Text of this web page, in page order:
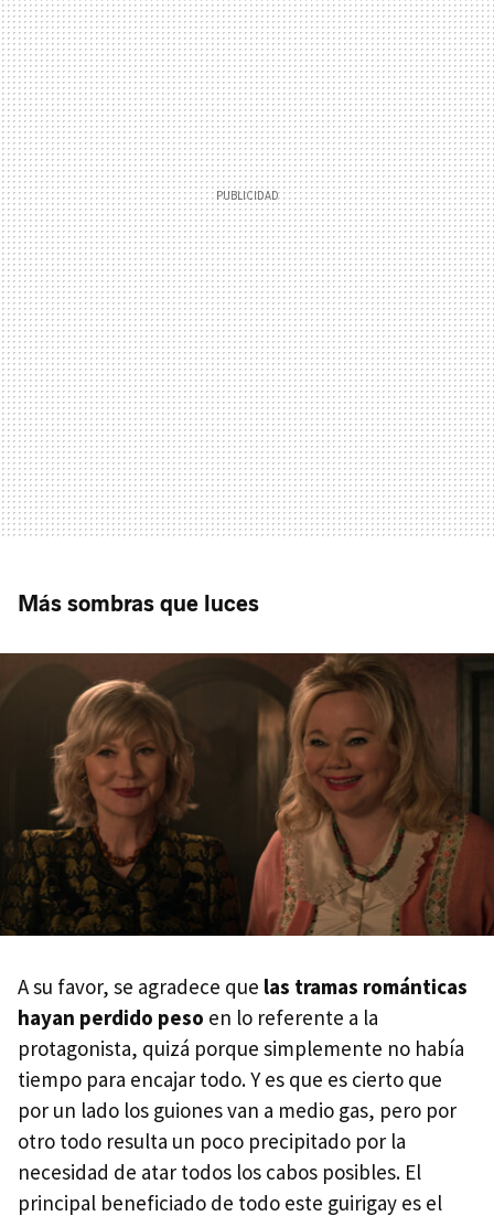
Más sombras que luces
A su favor, se agradece que las tramas románticas
hayan perdido peso en lo referente a la
protagonista, quizá porque simplemente no había
tiempo para encajar todo. Y es que es cierto que
por un lado los guiones van a medio gas, pero por
otro todo resulta un poco precipitado por la
necesidad de atar todos los cabos posibles. El
principal beneficiado de todo este guirigay es el